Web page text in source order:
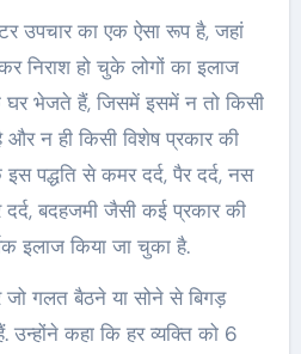
उपचार का एक ऐसा रूप है, जहां
निराश हो चुके लोगों का इलाज
भेजते हैं, जिसमें इसमें न तो किसी
और न ही किसी विशेष प्रकार की
पद्धति से कमर दर्द, पैर दर्द, नस
दर्द, बदहजमी जैसी कई प्रकार की
इलाज किया जा चुका है.
जो गलत बैठने या सोने से बिगड़
कहा कि हर व्यक्ति को 6